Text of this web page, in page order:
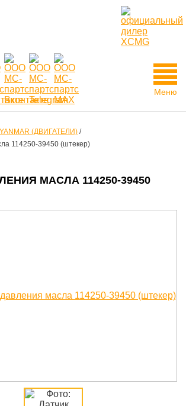
Меню
YANMAR (ДВИГАТЕЛИ) /
114250-39450 (штекер)
МАСЛА 114250-39450